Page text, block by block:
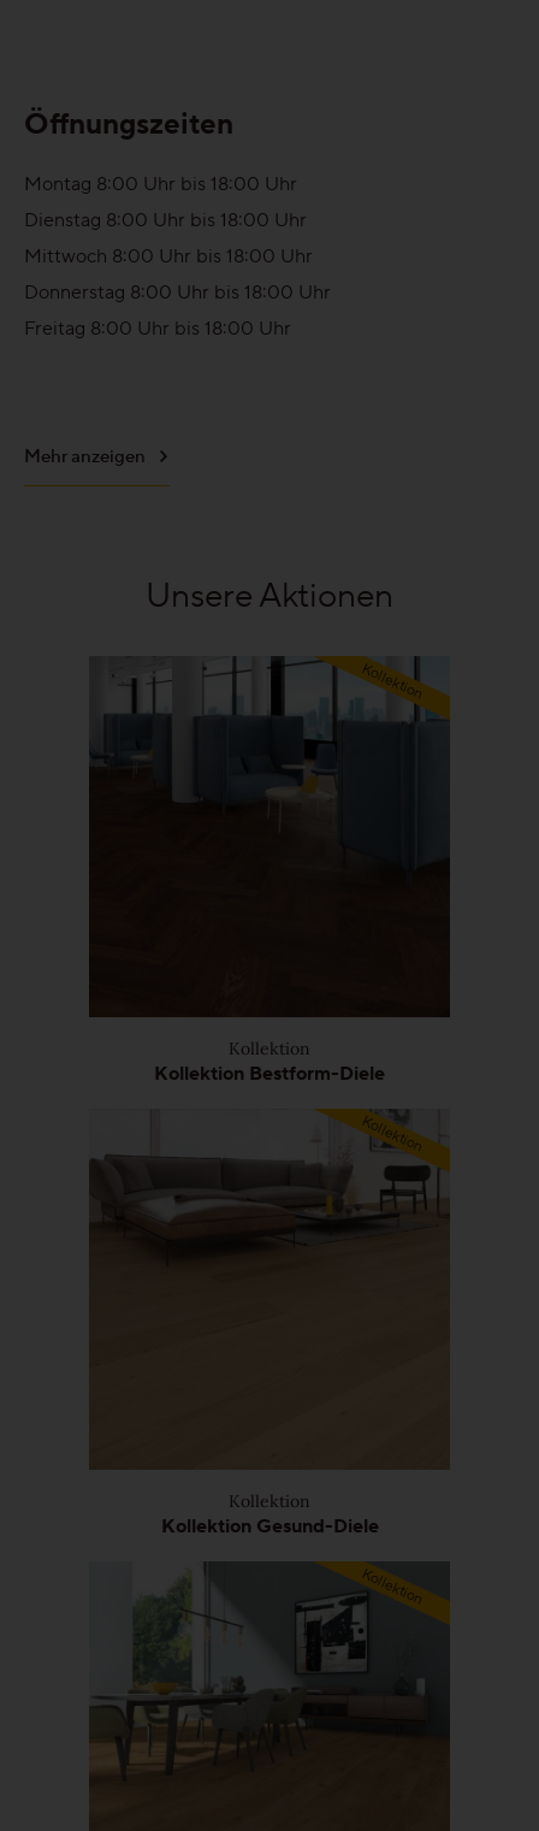
Mehr über Farben erfahren
Holzmaserungen
Ruhig
Lebhaft
Alle Maserungen ansehen
Treppen & Stiegen
Verlegemuster & -techniken
Holz regional aus Europa
Dielen-Optik
Unsere Kollektionen - Ihre Vorteile
Unsere Top-Seller, Aktionen und
beliebtesten Kollektionen
Professionals
Öffnungszeiten
Montag 8:00 Uhr bis 18:00 Uhr
Dienstag 8:00 Uhr bis 18:00 Uhr
Mittwoch 8:00 Uhr bis 18:00 Uhr
Donnerstag 8:00 Uhr bis 18:00 Uhr
Freitag 8:00 Uhr bis 18:00 Uhr
Mehr anzeigen
Unsere Aktionen
Kollektion
Kollektion
Kollektion Bestform-Diele
Kollektion
Kollektion
Kollektion Gesund-Diele
Kollektion